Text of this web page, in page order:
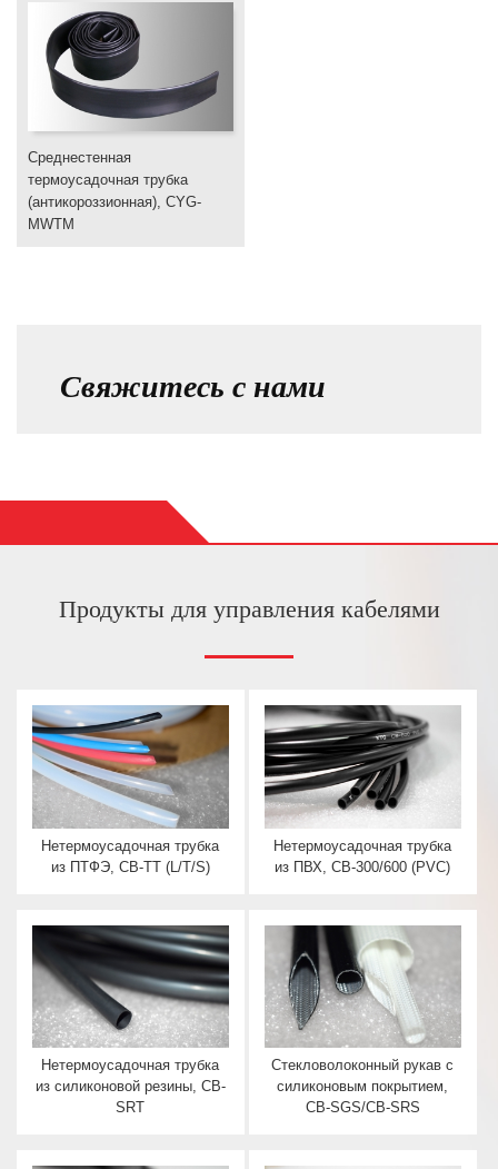
Среднестенная
термоусадочная трубка
(антикороззионная), CYG-
MWTM
Свяжитесь с нами
Продукты для управления кабелями
Нетермоусадочная трубка
из ПТФЭ, CB-TT (L/T/S)
Нетермоусадочная трубка
из ПВХ, CB-300/600 (PVC)
Нетермоусадочная трубка
из силиконовой резины, CB-
SRT
Стекловолоконный рукав с
силиконовым покрытием,
CB-SGS/CB-SRS